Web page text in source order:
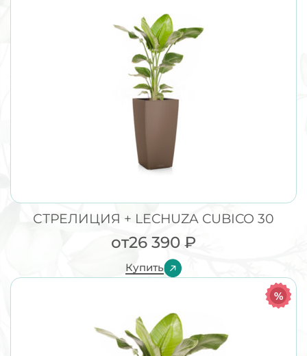
СТРЕЛИЦИЯ + LECHUZA CUBICO 30
от26 390 ₽
Купить
%